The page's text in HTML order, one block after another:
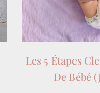
Les 5 Étapes
De Bébé